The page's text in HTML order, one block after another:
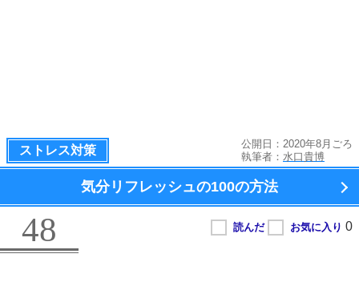
ストレス対策
公開日：2020年8月ごろ
執筆者： 水口貴博
気分リフレッシュの100の方法
48